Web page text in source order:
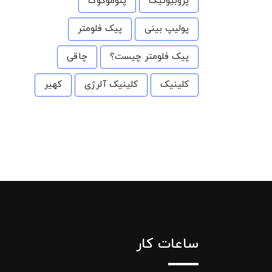
پولیپ بینی پیک فلومتر
پیک فلومتر چیست؟ چاقی
کلینیک کلینیک آلرژی کهیر
ساعات کار